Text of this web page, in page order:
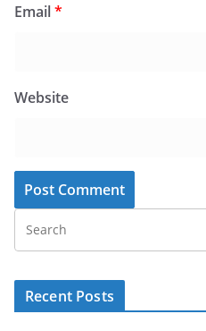
Email*
Website
Recent Posts